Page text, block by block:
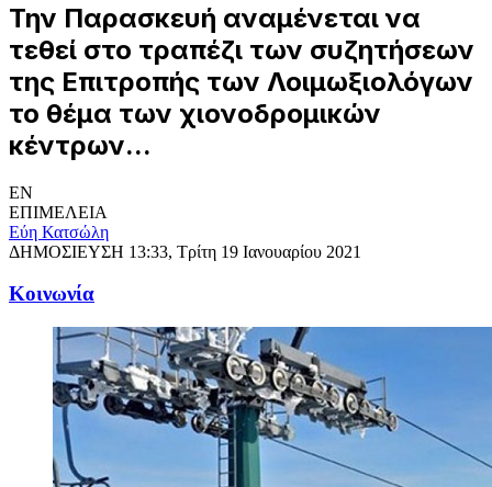
Την Παρασκευή αναμένεται να
τεθεί στο τραπέζι των συζητήσεων
της Επιτροπής των Λοιμωξιολόγων
το θέμα των χιονοδρομικών
κέντρων...
EN
ΕΠΙΜΕΛΕΙΑ
Εύη Κατσώλη
ΔΗΜΟΣΙΕΥΣΗ 13:33, Τρίτη 19 Ιανουαρίου 2021
Κοινωνία